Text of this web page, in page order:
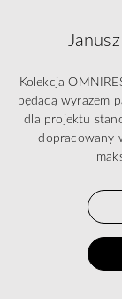
Kolekcja
będącą wyrazem
dla projektu
dopracowany